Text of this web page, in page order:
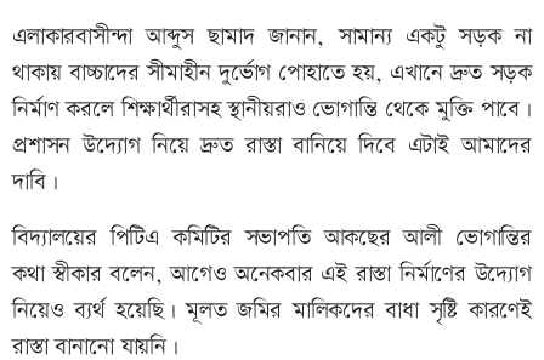
এলাকারবাসীন্দা আব্দুস ছামাদ জানান, সামান্য একটু সড়ক না
থাকায় বাচ্চাদের সীমাহীন দুর্ভোগ পোহাতে হয়, এখানে দ্রুত সড়ক
নির্মাণ করলে শিক্ষার্থীরাসহ স্থানীয়রাও ভোগান্তি থেকে মুক্তি পাবে।
প্রশাসন উদ্যোগ নিয়ে দ্রুত রাস্তা বানিয়ে দিবে এটাই আমাদের
দাবি।
বিদ্যালয়ের পিটিএ কমিটির সভাপতি আকছের আলী ভোগান্তির
কথা স্বীকার বলেন, আগেও অনেকবার এই রাস্তা নির্মাণের উদ্যোগ
নিয়েও ব্যর্থ হয়েছি‌। মূলত জমির মালিকদের বাধা সৃষ্টি কারণেই
রাস্তা বানানো যায়নি।